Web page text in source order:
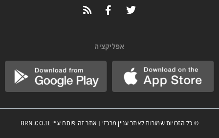
אפליקציה
© כל הזכויות שמורות לאתר עניין מרכזי | אתר זה פותח ע״יBRN.CO.IL